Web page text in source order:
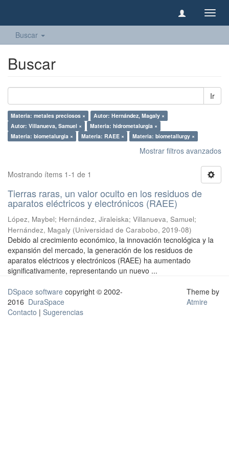
Buscar
Buscar
Ir
Materia: metales preciosos ×
Autor: Hernández, Magaly ×
Autor: Villanueva, Samuel ×
Materia: hidrometalurgia ×
Materia: biometalurgia ×
Materia: RAEE × Materia: biometallurgy ×
Mostrar filtros avanzados
Mostrando ítems 1-1 de 1
Tierras raras, un valor oculto en los residuos de
aparatos eléctricos y electrónicos (RAEE)
López, Maybel; Hernández, Jiraleiska; Villanueva, Samuel;
Hernández, Magaly (Universidad de Carabobo, 2019-08)
Debido al crecimiento económico, la innovación tecnológica y la
expansión del mercado, la generación de los residuos de
aparatos eléctricos y electrónicos (RAEE) ha aumentado
significativamente, representando un nuevo ...
DSpace software copyright © 2002-
2016 DuraSpace
Contacto | Sugerencias
Theme by
Atmire